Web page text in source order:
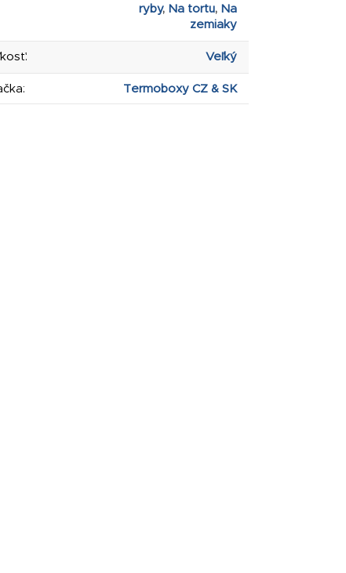
ryby, Na tortu, Na
zemiaky
: Veľký
: Termoboxy CZ & SK